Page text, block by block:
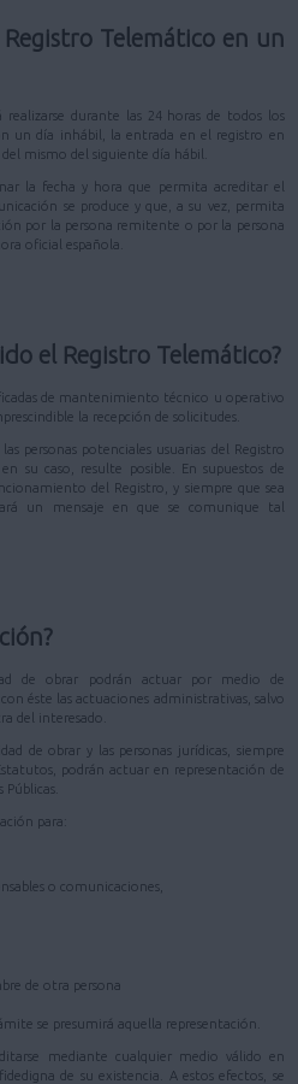
Telemático en un
realizarse durante las 24 horas de todos los
un día inhábil, la entrada en el registro en
mismo del siguiente día hábil.
la fecha y hora que permita acreditar el
se produce y que, a su vez, permita
por la persona remitente o por la persona
oficial española.
el Registro Telemático?
de mantenimiento técnico u operativo
la recepción de solicitudes.
personas potenciales usuarias del Registro
su caso, resulte posible. En supuestos de
del Registro, y siempre que sea
un mensaje en que se comunique tal
de obrar podrán actuar por medio de
éste las actuaciones administrativas, salvo
del interesado.
de obrar y las personas jurídicas, siempre
podrán actuar en representación de
para:
o comunicaciones,
de otra persona
se presumirá aquella representación.
mediante cualquier medio válido en
de su existencia. A estos efectos, se